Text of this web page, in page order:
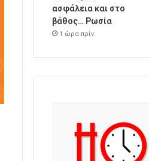
ασφάλεια και στο
βάθος… Ρωσία
1 ώρα πρίν